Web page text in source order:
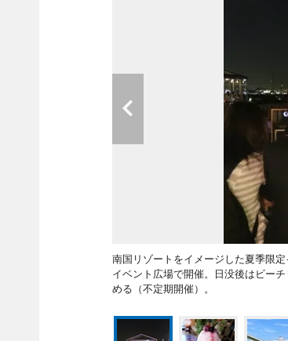
南国リゾートをイメージした夏季限
イベント広場で開催。日没後はビー
める（不定期開催）。